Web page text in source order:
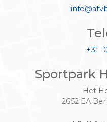
+31
Sportpark
Het
2652 EA